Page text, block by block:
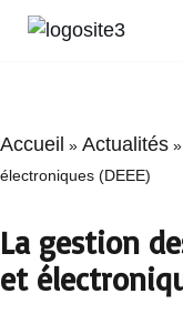
Accueil » Actualités »
électroniques (DEEE)
La gestion
et